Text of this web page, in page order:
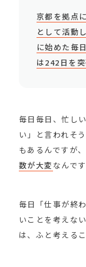
京都を拠点
として活動
に始めた毎
は242日を
毎日毎日、忙し
い」と言われそ
もあるんですが、
数が大変 なんです
毎日「仕事が終
いことを考えな
は、ふと考える